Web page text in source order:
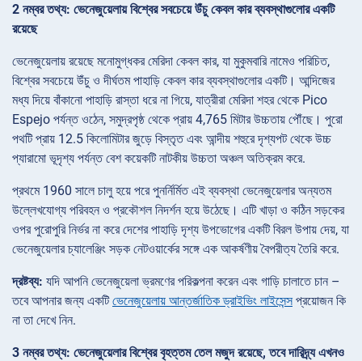
2 নম্বর তথ্য: ভেনেজুয়েলায় বিশ্বের সবচেয়ে উঁচু কেবল কার ব্যবস্থাগুলোর একটি
রয়েছে
ভেনেজুয়েলায় রয়েছে মনোমুগ্ধকর মেরিদা কেবল কার, যা মুকুমবারি নামেও পরিচিত,
বিশ্বের সবচেয়ে উঁচু ও দীর্ঘতম পাহাড়ি কেবল কার ব্যবস্থাগুলোর একটি। আন্দিজের
মধ্য দিয়ে বাঁকানো পাহাড়ি রাস্তা ধরে না গিয়ে, যাত্রীরা মেরিদা শহর থেকে Pico
Espejo পর্যন্ত ওঠেন, সমুদ্রপৃষ্ঠ থেকে প্রায় 4,765 মিটার উচ্চতায় পৌঁছে। পুরো
পথটি প্রায় 12.5 কিলোমিটার জুড়ে বিস্তৃত এবং আন্দীয় শহুরে দৃশ্যপট থেকে উচ্চ
প্যারামো ভূদৃশ্য পর্যন্ত বেশ কয়েকটি নাটকীয় উচ্চতা অঞ্চল অতিক্রম করে.
প্রথমে 1960 সালে চালু হয়ে পরে পুনর্নির্মিত এই ব্যবস্থা ভেনেজুয়েলার অন্যতম
উল্লেখযোগ্য পরিবহন ও প্রকৌশল নিদর্শন হয়ে উঠেছে। এটি খাড়া ও কঠিন সড়কের
ওপর পুরোপুরি নির্ভর না করে দেশের পাহাড়ি দৃশ্য উপভোগের একটি বিরল উপায় দেয়, যা
ভেনেজুয়েলার চ্যালেঞ্জিং সড়ক নেটওয়ার্কের সঙ্গে এক আকর্ষণীয় বৈপরীত্য তৈরি করে.
দ্রষ্টব্য: যদি আপনি ভেনেজুয়েলা ভ্রমণের পরিকল্পনা করেন এবং গাড়ি চালাতে চান –
তবে আপনার জন্য একটিভেনেজুয়েলায় আন্তর্জাতিক ড্রাইভিং লাইসেন্সপ্রয়োজন কি
না তা দেখে নিন.
3 নম্বর তথ্য: ভেনেজুয়েলার বিশ্বের বৃহত্তম তেল মজুদ রয়েছে, তবে দারিদ্র্য এখনও